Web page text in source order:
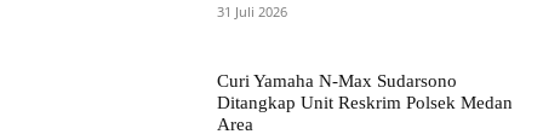
31 Juli 2026
Curi Yamaha N-Max Sudarsono
Ditangkap Unit Reskrim Polsek Medan
Area